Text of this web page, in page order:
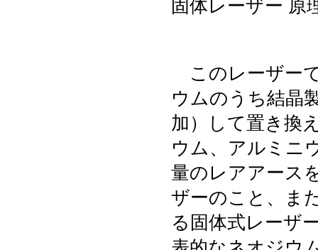
固体レーザー 原
このレーザー
ウムのうち結晶
加）して置き換
ウム、アルミニ
量のレアアース
ザーのこと、ま
る固体式レーザ